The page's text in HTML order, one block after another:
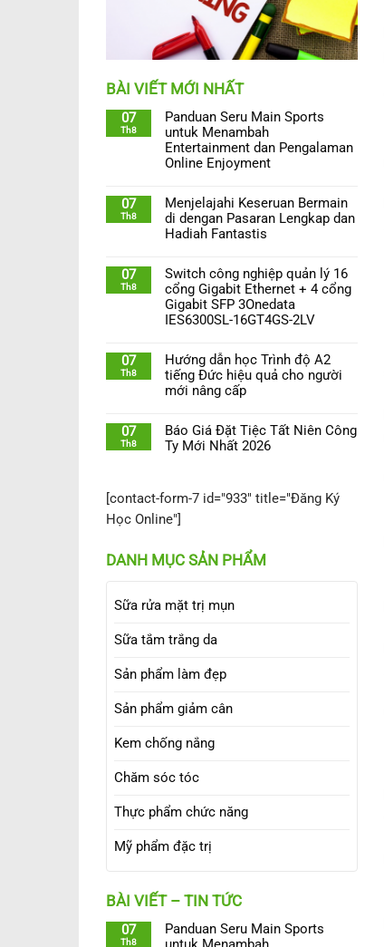
BÀI VIẾT MỚI NHẤT
07
Th8
Panduan Seru Main Sports
untuk Menambah
Entertainment dan Pengalaman
Online Enjoyment
07
Th8
Menjelajahi Keseruan Bermain
di dengan Pasaran Lengkap dan
Hadiah Fantastis
07
Th8
Switch công nghiệp quản lý 16
cổng Gigabit Ethernet + 4 cổng
Gigabit SFP 3Onedata
IES6300SL-16GT4GS-2LV
07
Th8
Hướng dẫn học Trình độ A2
tiếng Đức hiệu quả cho người
mới nâng cấp
07
Th8
Báo Giá Đặt Tiệc Tất Niên Công
Ty Mới Nhất 2026
[contact-form-7 id="933" title="Đăng Ký
Học Online"]
DANH MỤC SẢN PHẨM
Sữa rửa mặt trị mụn
Sữa tắm trắng da
Sản phẩm làm đẹp
Sản phẩm giảm cân
Kem chống nắng
Chăm sóc tóc
Thực phẩm chức năng
Mỹ phẩm đặc trị
BÀI VIẾT – TIN TỨC
07
Th8
Panduan Seru Main Sports